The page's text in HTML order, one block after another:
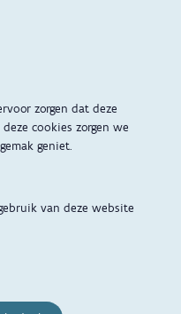
zorgen dat deze
cookies zorgen we
geniet.
van deze website
Opgroeien